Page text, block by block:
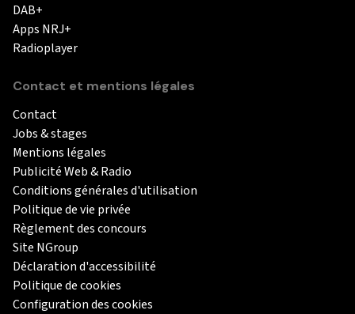
DAB+
Apps NRJ+
Radioplayer
Contact et mentions légales
Contact
Jobs & stages
Mentions légales
Publicité Web & Radio
Conditions générales d'utilisation
Politique de vie privée
Règlement des concours
Site NGroup
Déclaration d'accessibilité
Politique de cookies
Configuration des cookies